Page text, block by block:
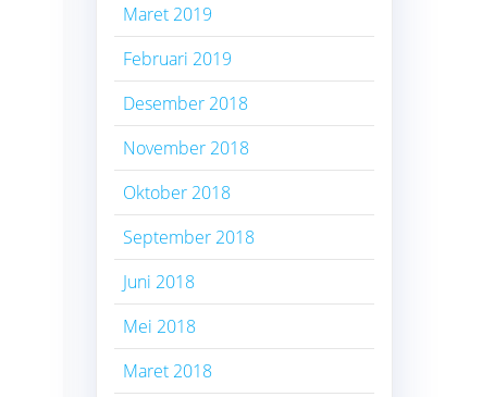
Maret 2019
Februari 2019
Desember 2018
November 2018
Oktober 2018
September 2018
Juni 2018
Mei 2018
Maret 2018